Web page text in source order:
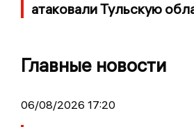
атаковали Тульскую
Главные новости
06/08/2026 17:20